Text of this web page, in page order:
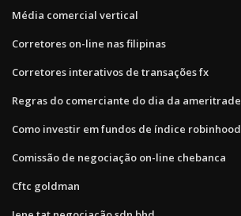
Média comercial vertical
Corretores on-line nas filipinas
Corretores interativos de transações fx
Regras do comerciante do dia da ameritrade
Como investir em fundos de índice robinhood
Comissão de negociação on-line chebanca
Cftc goldman